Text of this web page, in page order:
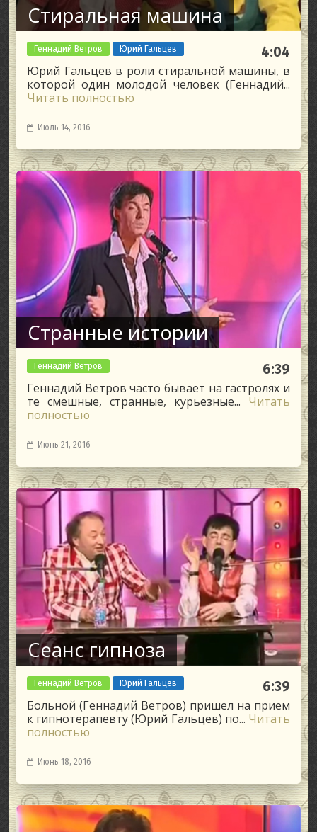
Стиральная машина
Геннадий Ветров Юрий Гальцев 4:04
Юрий Гальцев в роли стиральной машины, в
которой один молодой человек (Геннадий...
Читать полностью
Июль 14, 2016
Странные истории
Геннадий Ветров 6:39
Геннадий Ветров часто бывает на гастролях и
те смешные, странные, курьезные... Читать
полностью
Июнь 21, 2016
Сеанс гипноза
Геннадий Ветров Юрий Гальцев 6:39
Больной (Геннадий Ветров) пришел на прием
к гипнотерапевту (Юрий Гальцев) по... Читать
полностью
Июнь 18, 2016